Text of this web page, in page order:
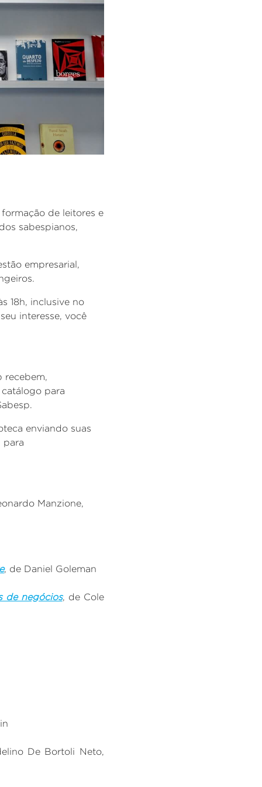
de leitores e
sabespianos,
empresarial,
18h, inclusive no
interesse, você
recebem,
para
enviando suas
para
Manzione,
, de Daniel Goleman
de negócios, de Cole
De Bortoli Neto,